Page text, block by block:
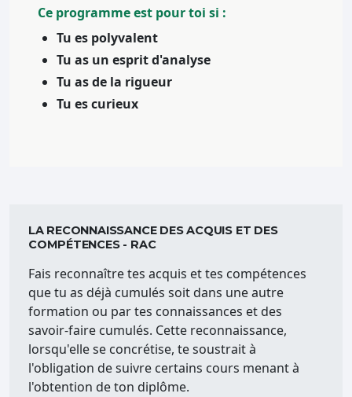
Ce programme est pour toi si :
Tu es polyvalent
Tu as un esprit d'analyse
Tu as de la rigueur
Tu es curieux
LA RECONNAISSANCE DES ACQUIS ET DES
COMPÉTENCES - RAC
Fais reconnaître tes acquis et tes compétences
que tu as déjà cumulés soit dans une autre
formation ou par tes connaissances et des
savoir-faire cumulés. Cette reconnaissance,
lorsqu'elle se concrétise, te soustrait à
l'obligation de suivre certains cours menant à
l'obtention de ton diplôme.